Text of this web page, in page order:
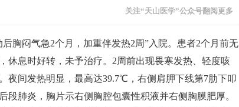
关注“天山医学”公众号翻阅更多
胸闷气急2个月，加重伴发热2周”入院。患者2个月前无
休息时好转，未予治疗。2周前出现畏寒发热、轻度咳
夜间发热明显，最高达39.7℃，右侧肩胛下线第7肋下叩
段肺炎，胸片示右侧胸腔包囊性积液并右侧胸膜肥厚。